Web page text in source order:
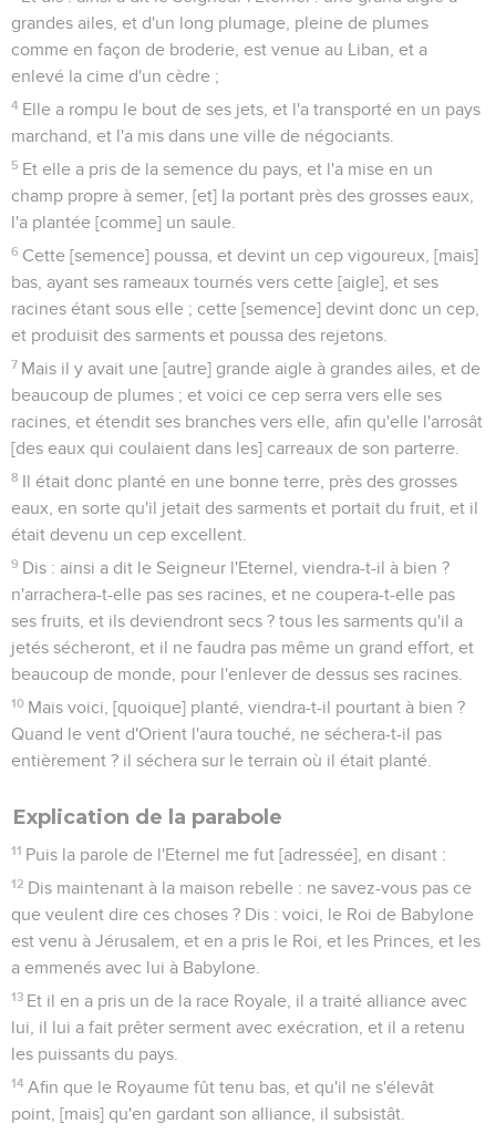
grandes ailes, et d'un long plumage, pleine de plumes
comme en façon de broderie, est venue au Liban, et a
enlevé la cime d'un cèdre ;
4 Elle a rompu le bout de ses jets, et l'a transporté en un pays
marchand, et l'a mis dans une ville de négociants.
5 Et elle a pris de la semence du pays, et l'a mise en un
champ propre à semer, [et] la portant près des grosses eaux,
l'a plantée [comme] un saule.
6 Cette [semence] poussa, et devint un cep vigoureux, [mais]
bas, ayant ses rameaux tournés vers cette [aigle], et ses
racines étant sous elle ; cette [semence] devint donc un cep,
et produisit des sarments et poussa des rejetons.
7 Mais il y avait une [autre] grande aigle à grandes ailes, et de
beaucoup de plumes ; et voici ce cep serra vers elle ses
racines, et étendit ses branches vers elle, afin qu'elle l'arrosât
[des eaux qui coulaient dans les] carreaux de son parterre.
8 Il était donc planté en une bonne terre, près des grosses
eaux, en sorte qu'il jetait des sarments et portait du fruit, et il
était devenu un cep excellent.
9 Dis : ainsi a dit le Seigneur l'Eternel, viendra-t-il à bien ?
n'arrachera-t-elle pas ses racines, et ne coupera-t-elle pas
ses fruits, et ils deviendront secs ? tous les sarments qu'il a
jetés sécheront, et il ne faudra pas même un grand effort, et
beaucoup de monde, pour l'enlever de dessus ses racines.
10 Mais voici, [quoique] planté, viendra-t-il pourtant à bien ?
Quand le vent d'Orient l'aura touché, ne séchera-t-il pas
entièrement ? il séchera sur le terrain où il était planté.
Explication de la parabole
11 Puis la parole de l'Eternel me fut [adressée], en disant :
12 Dis maintenant à la maison rebelle : ne savez-vous pas ce
que veulent dire ces choses ? Dis : voici, le Roi de Babylone
est venu à Jérusalem, et en a pris le Roi, et les Princes, et les
a emmenés avec lui à Babylone.
13 Et il en a pris un de la race Royale, il a traité alliance avec
lui, il lui a fait prêter serment avec exécration, et il a retenu
les puissants du pays.
14 Afin que le Royaume fût tenu bas, et qu'il ne s'élevât
point, [mais] qu'en gardant son alliance, il subsistât.